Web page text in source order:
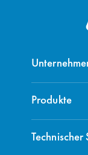
Produkte
Technischer